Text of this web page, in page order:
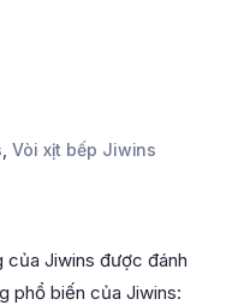
,Vòi xịt bếp Jiwins
của Jiwins được đánh
phổ biến của Jiwins: